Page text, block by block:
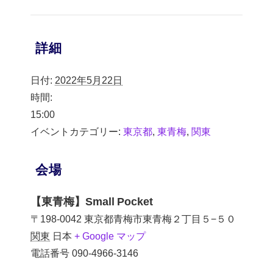
詳細
日付: 2022年5月22日
時間:
15:00
イベントカテゴリー: 東京都 東青梅 関東
会場
【東青梅】Small Pocket
〒198-0042 東京都青梅市東青梅２丁目５−５０
関東 日本 + Google マップ
電話番号 090-4966-3146